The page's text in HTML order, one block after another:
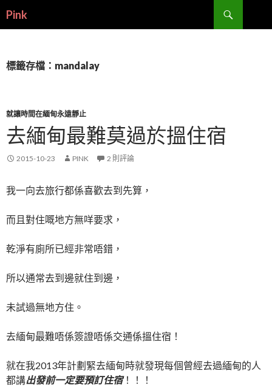
Pink
尋
容
標籤存檔：mandalay
就讓時間在緬甸永遠靜止
去緬甸最難莫過於搵住宿
2015-10-23 PINK 2 則評論
我一向去旅行都係喜歡去到先算，
而且對住嘅地方無咩要求，
乾淨有廁所已經非常唔錯，
所以通常去到邊就住到邊，
未試過無地方住。
去緬甸最難唔係簽證唔係交通係搵住宿！
就在我2013年計劃緊去緬甸時就發現每個曾經去過緬甸的人
都講出發前一定要預訂住宿！！！